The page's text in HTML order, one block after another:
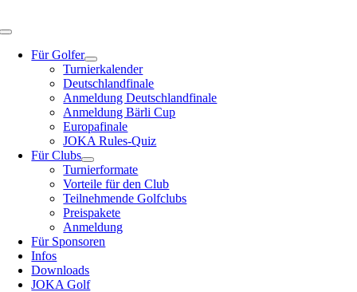
Inhalt
Toggle
NavigationFür Golfer
Turnierkalender
Deutschlandfinale
Anmeldung Deutschlandfinale
Anmeldung Bärli Cup
Europafinale
JOKA Rules-Quiz
Für Clubs
Turnierformate
Vorteile für den Club
Teilnehmende Golfclubs
Preispakete
Anmeldung
Für Sponsoren
Infos
Downloads
JOKA Golf